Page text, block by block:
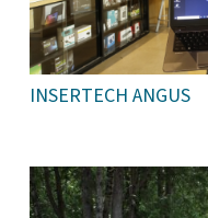
INSERTECH ANGUS